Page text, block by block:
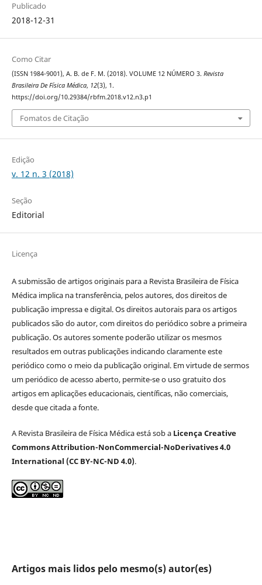
Publicado
2018-12-31
Como Citar
(ISSN 1984-9001), A. B. de F. M. (2018). VOLUME 12 NÚMERO 3. Revista
Brasileira De Física Médica, 12(3), 1.
https://doi.org/10.29384/rbfm.2018.v12.n3.p1
Fomatos de Citação
Edição
v. 12 n. 3 (2018)
Seção
Editorial
Licença
A submissão de artigos originais para a Revista Brasileira de Física
Médica implica na transferência, pelos autores, dos direitos de
publicação impressa e digital. Os direitos autorais para os artigos
publicados são do autor, com direitos do periódico sobre a primeira
publicação. Os autores somente poderão utilizar os mesmos
resultados em outras publicações indicando claramente este
periódico como o meio da publicação original. Em virtude de sermos
um periódico de acesso aberto, permite-se o uso gratuito dos
artigos em aplicações educacionais, científicas, não comerciais,
desde que citada a fonte.
A Revista Brasileira de Física Médica está sob a Licença Creative
Commons Attribution-NonCommercial-NoDerivatives 4.0
International (CC BY-NC-ND 4.0).
Artigos mais lidos pelo mesmo(s) autor(es)